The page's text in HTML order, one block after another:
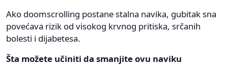
Ako doomscrolling postane stalna navika, gubitak sna
povećava rizik od visokog krvnog pritiska, srčanih
bolesti i dijabetesa.
Šta možete učiniti da smanjite ovu naviku